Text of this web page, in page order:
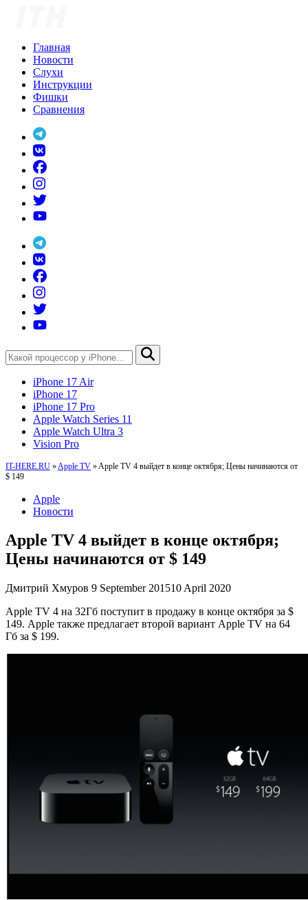
Главная
Новости
Слухи
Инструкции
Фишки
Сравнения
iPhone 17 Air
iPhone 17
iPhone 17 Pro
Apple Watch Series 11
Apple Watch Ultra 3
Vision Pro
IT-HERE.RU » Apple TV » Apple TV 4 выйдет в конце октября; Цены начинаются от
$ 149
Apple
Новости
Apple TV 4 выйдет в конце октября;
Цены начинаются от $ 149
Дмитрий Хмуров 9 September 201510 April 2020
Apple TV 4 на 32Гб поступит в продажу в конце октября за $
149. Apple также предлагает второй вариант Apple TV на 64
Гб за $ 199.